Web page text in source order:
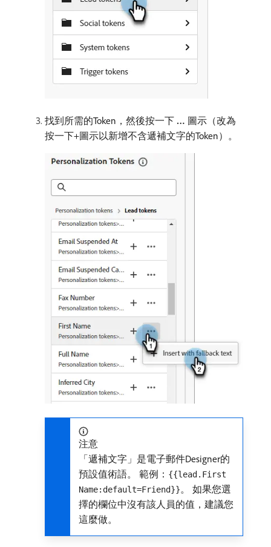
找到所需的Token，然後按一下​ … ​圖示（改為
按一下+圖示以新增不含遞補文字的Token）。
注意
「遞補文字」是電子郵件Designer的
預設值術語。 範例： {{lead.First
Name:default=Friend}}。 如果您選
擇的欄位中沒有該人員的值，建議您
這麼做。